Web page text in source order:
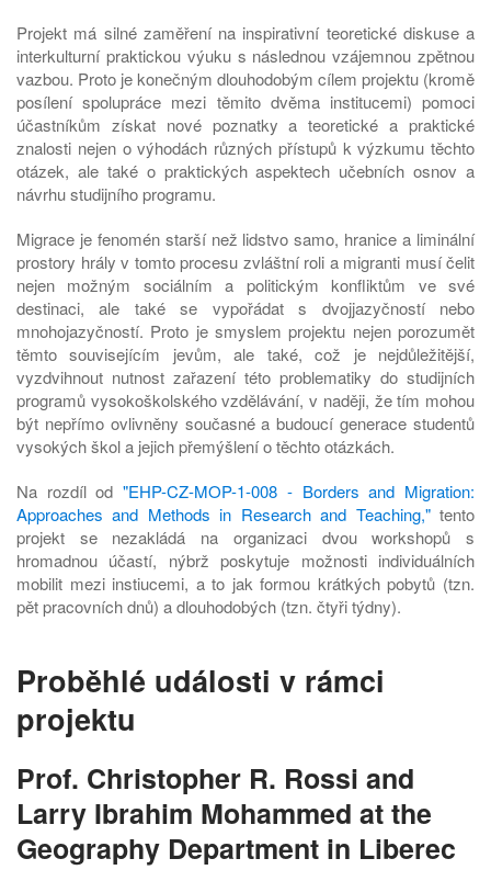
Projekt má silné zaměření na inspirativní teoretické diskuse a
interkulturní praktickou výuku s následnou vzájemnou zpětnou
vazbou. Proto je konečným dlouhodobým cílem projektu (kromě
posílení spolupráce mezi těmito dvěma institucemi) pomoci
účastníkům získat nové poznatky a teoretické a praktické
znalosti nejen o výhodách různých přístupů k výzkumu těchto
otázek, ale také o praktických aspektech učebních osnov a
návrhu studijního programu.
Migrace je fenomén starší než lidstvo samo, hranice a liminální
prostory hrály v tomto procesu zvláštní roli a migranti musí čelit
nejen možným sociálním a politickým konfliktům ve své
destinaci, ale také se vypořádat s dvojjazyčností nebo
mnohojazyčností. Proto je smyslem projektu nejen porozumět
těmto souvisejícím jevům, ale také, což je nejdůležitější,
vyzdvihnout nutnost zařazení této problematiky do studijních
programů vysokoškolského vzdělávání, v naději, že tím mohou
být nepřímo ovlivněny současné a budoucí generace studentů
vysokých škol a jejich přemýšlení o těchto otázkách.
Na rozdíl od"EHP-CZ-MOP-1-008 - Borders and Migration:
Approaches and Methods in Research and Teaching,"tento
projekt se nezakládá na organizaci dvou workshopů s
hromadnou účastí, nýbrž poskytuje možnosti individuálních
mobilit mezi instiucemi, a to jak formou krátkých pobytů (tzn.
pět pracovních dnů) a dlouhodobých (tzn. čtyři týdny).
Proběhlé události v rámci
projektu
Prof. Christopher R. Rossi and
Larry Ibrahim Mohammed at the
Geography Department in Liberec